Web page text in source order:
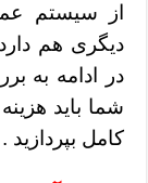
از سیستم
در ادامه به
شما باید
کامل بپردازید .